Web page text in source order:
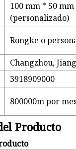
100 mm * 50
(personalizado)
Rongke o
Changzhou,
3918909000
800000m por mes
Producto